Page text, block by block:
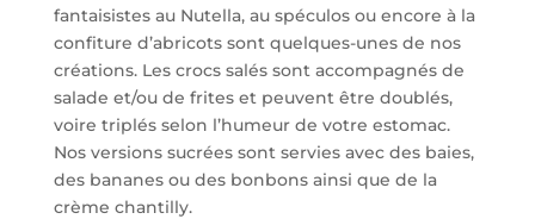
fantaisistes au Nutella, au spéculos ou encore à la
confiture d’abricots sont quelques-unes de nos
créations. Les crocs salés sont accompagnés de
salade et/ou de frites et peuvent être doublés,
voire triplés selon l’humeur de votre estomac.
Nos versions sucrées sont servies avec des baies,
des bananes ou des bonbons ainsi que de la
crème chantilly.